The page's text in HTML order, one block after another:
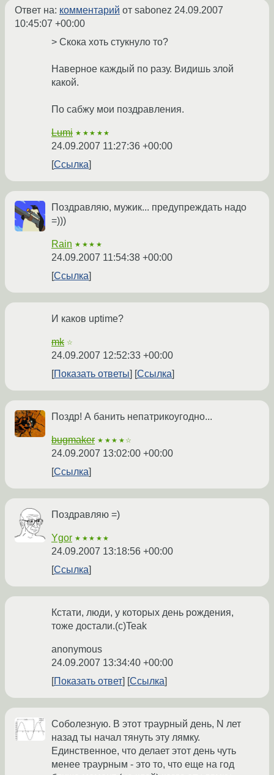
Ответ на: комментарий от sabonez 24.09.2007
10:45:07 +00:00
> Скока хоть стукнуло то?
Наверное каждый по разу. Видишь злой
какой.
По сабжу мои поздравления.
Lumi ★★★★★
24.09.2007 11:27:36 +00:00
Ссылка
Поздравляю, мужик... предупреждать надо
=)))
Rain ★★★★
24.09.2007 11:54:38 +00:00
Ссылка
И каков uptime?
mk ☆
24.09.2007 12:52:33 +00:00
Показать ответы
Ссылка
Поздр! А банить непатрикоугодно...
bugmaker ★★★★☆
24.09.2007 13:02:00 +00:00
Ссылка
Поздравляю =)
Ygor ★★★★★
24.09.2007 13:18:56 +00:00
Ссылка
Кстати, люди, у которых день рождения,
тоже достали.(c)Teak
anonymous
24.09.2007 13:34:40 +00:00
Показать ответ
Ссылка
Соболезную. В этот траурный день, N лет
назад ты начал тянуть эту лямку.
Единственное, что делает этот день чуть
менее траурным - это то, что еще на год